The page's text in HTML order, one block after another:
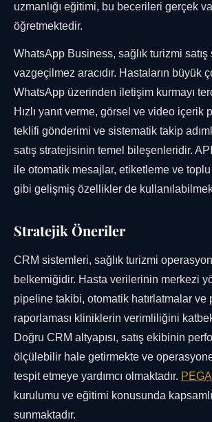
uzmanlığı eğitimi, bu becerileri gerçek
öğretmektedir.
WhatsApp Business, sağlık turizmi satış
vazgeçilmez aracıdır. Hastaların büyük
WhatsApp üzerinden iletişim kurmayı
Hızlı yanıt verme, görsel ve video içerik
teklifi gönderimi ve sistematik takip
satış stratejisinin temel bileşenleridir.
ile otomatik mesajlar, etiketleme ve
gibi gelişmiş özellikler de
Stratejik Öneriler
CRM sistemleri, sağlık turizmi
belkemiğidir. Hasta verilerinin merkezi
pipeline takibi, otomatik hatırlatmalar ve
raporlaması kliniklerin verimliliğini
Doğru CRM altyapısı, satış ekibinin
ölçülebilir hale getirmekte ve
tespit etmeye yardımcı olmaktadır.
kurulumu ve eğitimi konusunda
sunmaktadır.